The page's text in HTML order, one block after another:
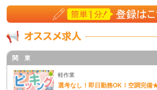
関 東
軽作業
選考なし！即日勤務OK！空調完備